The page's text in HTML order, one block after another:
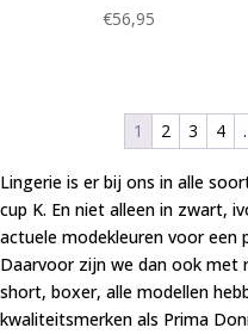
€56,95
1 2 3 4
Lingerie is er bij ons in alle
cup K. En niet alleen in zwart,
actuele modekleuren voor een
Daarvoor zijn we dan ook met
short, boxer, alle modellen
kwaliteitsmerken als Prima